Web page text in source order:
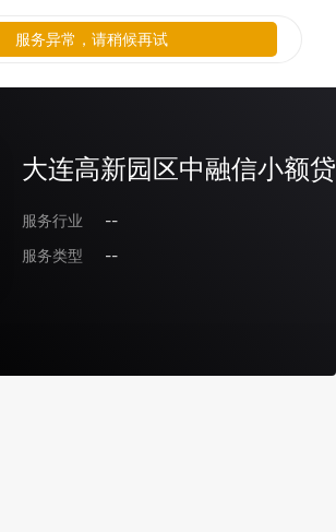
大连高新园区中融信小额
服务行业
--
服务类型
--
服务异常，请稍候再试